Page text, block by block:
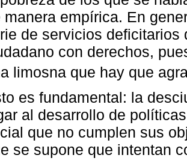
manera empírica. En
de servicios deficitarios
con derechos,
limosna que hay que
es fundamental: la
al desarrollo de
que no cumplen sus
se supone que intentan